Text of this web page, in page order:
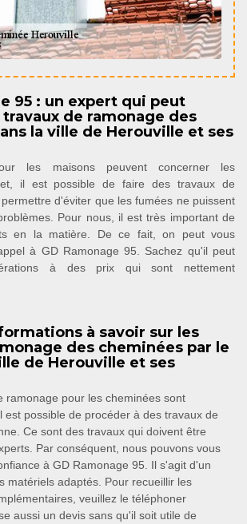
95 : un expert qui peut
de ramonage des
la ville de Herouville et ses
les maisons peuvent concerner les
il est possible de faire des travaux de
d'éviter que les fumées ne puissent
Pour nous, il est très important de
en la matière. De ce fait, on peut vous
à GD Ramonage 95. Sachez qu'il peut
à des prix qui sont nettement
à savoir sur les
des cheminées par le
de Herouville et ses
ramonage pour les cheminées sont
est possible de procéder à des travaux de
Ce sont des travaux qui doivent être
Par conséquent, nous pouvons vous
à GD Ramonage 95. Il s'agit d'un
matériels adaptés. Pour recueillir les
veuillez le téléphoner
aussi un devis sans qu'il soit utile de